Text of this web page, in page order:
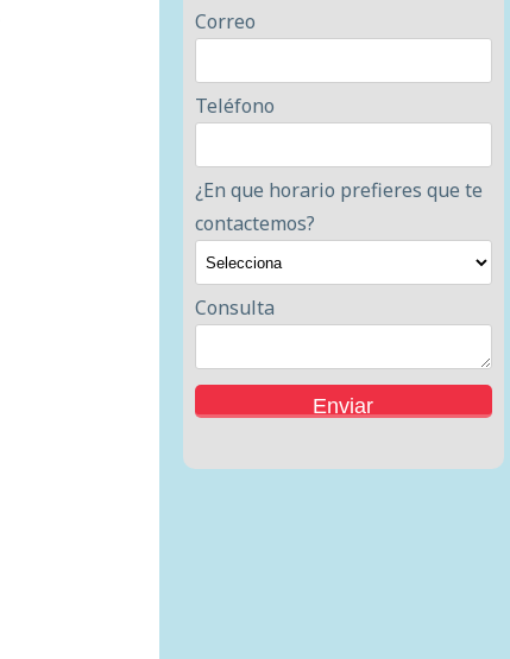
Correo
Teléfono
¿En que horario prefieres que te
contactemos?
Consulta